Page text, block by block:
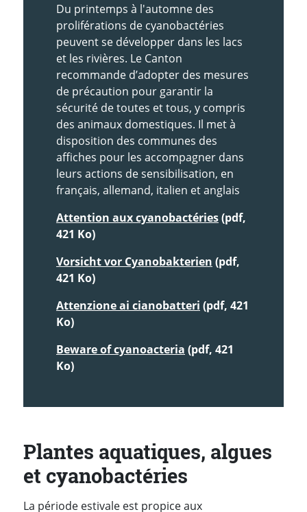
Du printemps à l'automne des
proliférations de cyanobactéries
peuvent se développer dans les lacs
et les rivières. Le Canton
recommande d’adopter des mesures
de précaution pour garantir la
sécurité de toutes et tous, y compris
des animaux domestiques. Il met à
disposition des communes des
affiches pour les accompagner dans
leurs actions de sensibilisation, en
français, allemand, italien et anglais
Attention aux cyanobactéries(pdf,
421 Ko)
Vorsicht vor Cyanobakterien (pdf,
421 Ko)
Attenzione ai cianobatteri (pdf, 421
Ko)
Beware of cyanoacteria (pdf, 421
Ko)
Plantes aquatiques, algues
et cyanobactéries
La période estivale est propice aux